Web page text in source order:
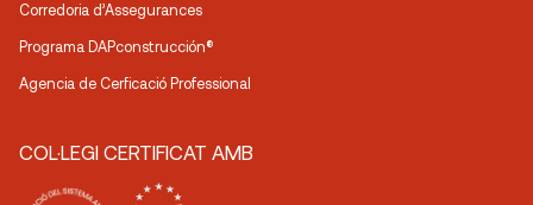
Corredoria d’Assegurances
Programa DAPconstrucción®
Agencia de Cerficació Professional
COL·LEGI CERTIFICAT AMB